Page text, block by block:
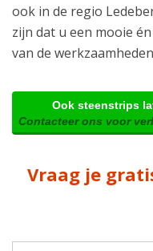
ook in de regio
zijn dat u een mooie
van de
Ook steenstrips
Contacteer ons voor
Vraag je